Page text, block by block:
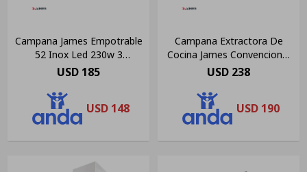
Campana James Empotrable
52 Inox Led 230w 3
Velocidades
USD 185
USD 148
Campana Extractora De
Cocina James Convencional
90 Inox Color Gris
USD 238
USD 190